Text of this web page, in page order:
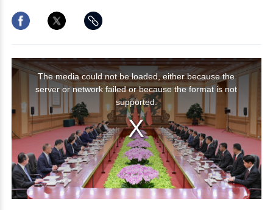
T
s
i
a
m
o
The media could not be loaded, either because the
server or network failed or because the format is not
supported.